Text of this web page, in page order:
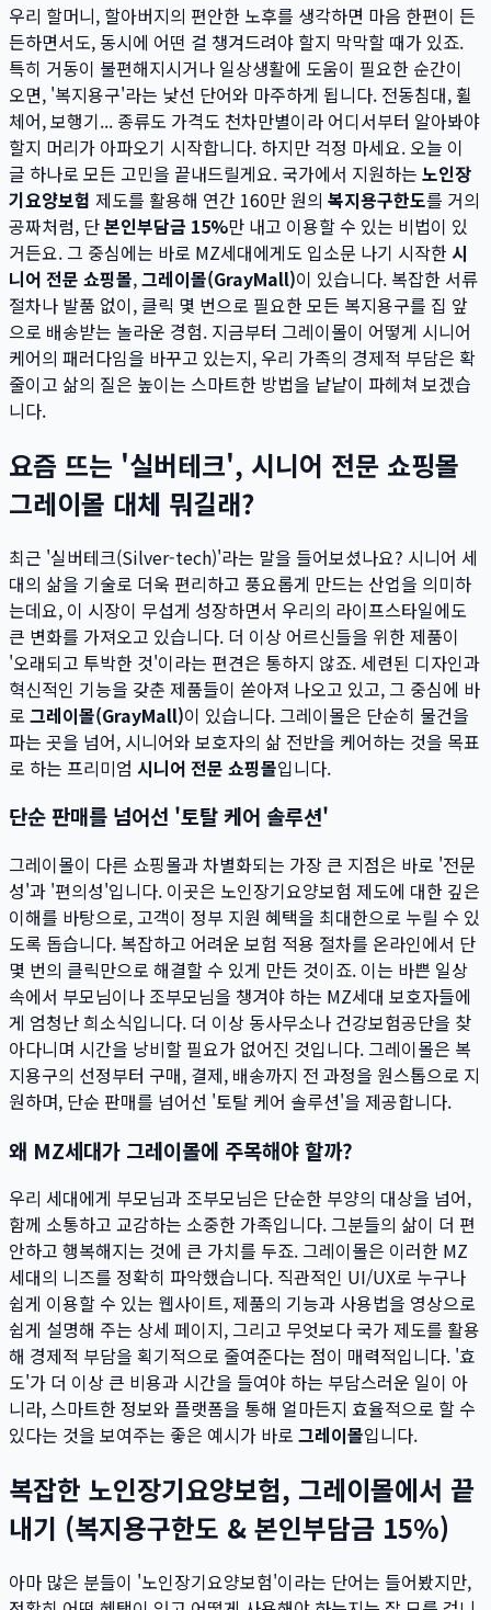
우리 할머니, 할아버지의 편안한 노후를 생각하면 마음 한편이 든
든하면서도, 동시에 어떤 걸 챙겨드려야 할지 막막할 때가 있죠.
특히 거동이 불편해지시거나 일상생활에 도움이 필요한 순간이
오면, '복지용구'라는 낯선 단어와 마주하게 됩니다. 전동침대, 휠
체어, 보행기... 종류도 가격도 천차만별이라 어디서부터 알아봐야
할지 머리가 아파오기 시작합니다. 하지만 걱정 마세요. 오늘 이
글 하나로 모든 고민을 끝내드릴게요. 국가에서 지원하는 노인장
기요양보험 제도를 활용해 연간 160만 원의 복지용구한도를 거의
공짜처럼, 단본인부담금 15%만 내고 이용할 수 있는 비법이 있
거든요. 그 중심에는 바로 MZ세대에게도 입소문 나기 시작한시
니어 전문 쇼핑몰,그레이몰(GrayMall)이 있습니다. 복잡한 서류
절차나 발품 없이, 클릭 몇 번으로 필요한 모든 복지용구를 집 앞
으로 배송받는 놀라운 경험. 지금부터 그레이몰이 어떻게 시니어
케어의 패러다임을 바꾸고 있는지, 우리 가족의 경제적 부담은 확
줄이고 삶의 질은 높이는 스마트한 방법을 낱낱이 파헤쳐 보겠습
니다.
요즘 뜨는 '실버테크', 시니어 전문 쇼핑몰
그레이몰 대체 뭐길래?
최근 '실버테크(Silver-tech)'라는 말을 들어보셨나요? 시니어 세
대의 삶을 기술로 더욱 편리하고 풍요롭게 만드는 산업을 의미하
는데요, 이 시장이 무섭게 성장하면서 우리의 라이프스타일에도
큰 변화를 가져오고 있습니다. 더 이상 어르신들을 위한 제품이
'오래되고 투박한 것'이라는 편견은 통하지 않죠. 세련된 디자인과
혁신적인 기능을 갖춘 제품들이 쏟아져 나오고 있고, 그 중심에 바
로 그레이몰(GrayMall)이 있습니다. 그레이몰은 단순히 물건을
파는 곳을 넘어, 시니어와 보호자의 삶 전반을 케어하는 것을 목표
로 하는 프리미엄 시니어 전문 쇼핑몰입니다.
단순 판매를 넘어선 '토탈 케어 솔루션'
그레이몰이 다른 쇼핑몰과 차별화되는 가장 큰 지점은 바로 '전문
성'과 '편의성'입니다. 이곳은 노인장기요양보험 제도에 대한 깊은
이해를 바탕으로, 고객이 정부 지원 혜택을 최대한으로 누릴 수 있
도록 돕습니다. 복잡하고 어려운 보험 적용 절차를 온라인에서 단
몇 번의 클릭만으로 해결할 수 있게 만든 것이죠. 이는 바쁜 일상
속에서 부모님이나 조부모님을 챙겨야 하는 MZ세대 보호자들에
게 엄청난 희소식입니다. 더 이상 동사무소나 건강보험공단을 찾
아다니며 시간을 낭비할 필요가 없어진 것입니다. 그레이몰은 복
지용구의 선정부터 구매, 결제, 배송까지 전 과정을 원스톱으로 지
원하며, 단순 판매를 넘어선 '토탈 케어 솔루션'을 제공합니다.
왜 MZ세대가 그레이몰에 주목해야 할까?
우리 세대에게 부모님과 조부모님은 단순한 부양의 대상을 넘어,
함께 소통하고 교감하는 소중한 가족입니다. 그분들의 삶이 더 편
안하고 행복해지는 것에 큰 가치를 두죠. 그레이몰은 이러한 MZ
세대의 니즈를 정확히 파악했습니다. 직관적인 UI/UX로 누구나
쉽게 이용할 수 있는 웹사이트, 제품의 기능과 사용법을 영상으로
쉽게 설명해 주는 상세 페이지, 그리고 무엇보다 국가 제도를 활용
해 경제적 부담을 획기적으로 줄여준다는 점이 매력적입니다. '효
도'가 더 이상 큰 비용과 시간을 들여야 하는 부담스러운 일이 아
니라, 스마트한 정보와 플랫폼을 통해 얼마든지 효율적으로 할 수
있다는 것을 보여주는 좋은 예시가 바로 그레이몰입니다.
복잡한 노인장기요양보험, 그레이몰에서 끝
내기 (복지용구한도 & 본인부담금 15%)
아마 많은 분들이 '노인장기요양보험'이라는 단어는 들어봤지만,